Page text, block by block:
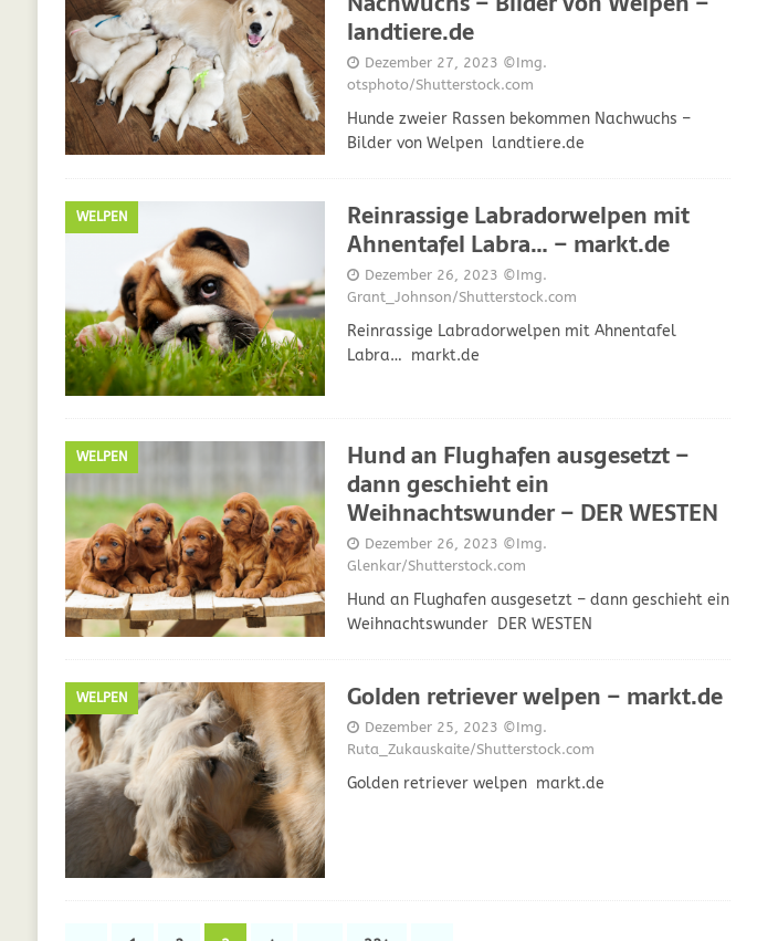
landtiere.de
Dezember 27, 2023 ©Img.
otsphoto/Shutterstock.com
Hunde zweier Rassen bekommen Nachwuchs –
Bilder von Welpen landtiere.de
WELPEN
Reinrassige Labradorwelpen mit
Ahnentafel Labra… – markt.de
Dezember 26, 2023 ©Img.
Grant_Johnson/Shutterstock.com
Reinrassige Labradorwelpen mit Ahnentafel
Labra… markt.de
WELPEN
Hund an Flughafen ausgesetzt –
dann geschieht ein
Weihnachtswunder – DER WESTEN
Dezember 26, 2023 ©Img.
Glenkar/Shutterstock.com
Hund an Flughafen ausgesetzt – dann geschieht ein
Weihnachtswunder DER WESTEN
WELPEN Golden retriever welpen – markt.de
Dezember 25, 2023 ©Img.
Ruta_Zukauskaite/Shutterstock.com
Golden retriever welpen markt.de